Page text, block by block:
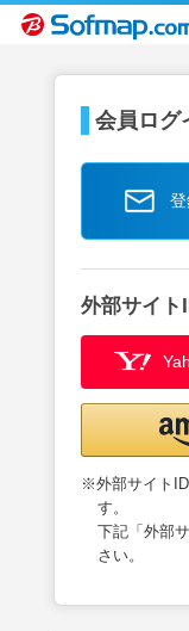
会員ログ
外部サイト
※外部サイト
す。
下記「外部
さい。